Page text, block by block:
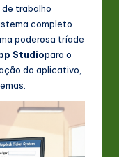
trabalho
completo
poderosa tríade
Studiopara o
do aplicativo,